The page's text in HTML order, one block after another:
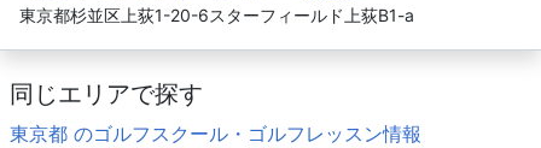
東京都杉並区上荻1-20-6スターフィールド上荻B1-a
同じエリアで探す
東京都 のゴルフスクール・ゴルフレッスン情報